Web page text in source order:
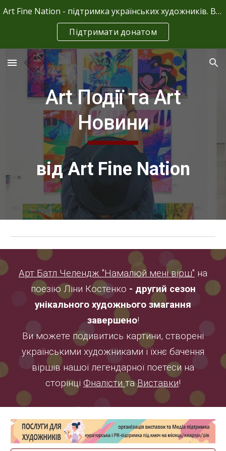
Skip to main content Skip to navigation
Art Fine Nation - підтримка українських художників. Ваші донати - це єдине джерело фінансування.
Підтримати донатом
Art Події таArt
Новини
від Art Fine Nation
Арт Батл Челендж "Намалюй мені вірш" на
поезію Ліни Костенко - другий сезон
унікального художнього змагання
завершено!
Ви можете подивитись картини, створені
українськими художниками і їхнє бачення
віршів нашої легендарної поетеси на
сторінці Фналісти таВиставки!